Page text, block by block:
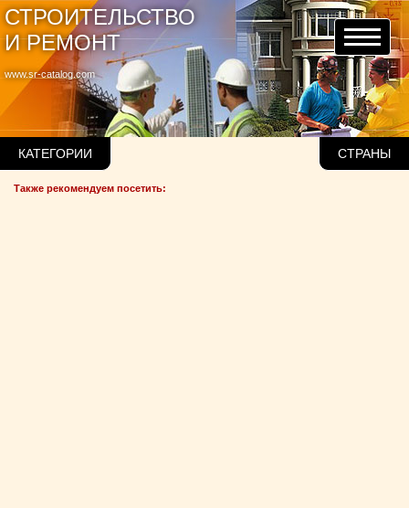
www.sr-catalog.com
СТРОИТЕЛЬСТВО
И РЕМОНТ
КАТЕГОРИИ СТРАНЫ
Также рекомендуем посетить: